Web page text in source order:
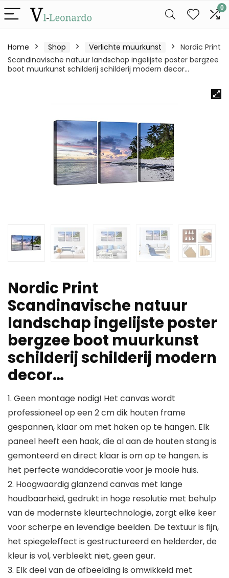
0
Home Shop Verlichte muurkunst
Nordic Print
Scandinavische natuur landschap ingelijste poster bergzee
boot muurkunst schilderij schilderij modern decor…
Nordic Print
Scandinavische natuur
landschap ingelijste poster
bergzee boot muurkunst
schilderij schilderij modern
decor…
1. Geen montage nodig! Het canvas wordt
professioneel op een 2 cm dik houten frame
gespannen, klaar om met haken op te hangen. Elk
paneel heeft een haak, die al aan de houten stang is
gemonteerd en direct klaar is om op te hangen. is
het perfecte wanddecoratie voor je mooie huis.
2. Hoogwaardig glanzend canvas met lange
houdbaarheid, gedrukt in hoge resolutie met behulp
van de modernste kleurtechnologie, zorgt elke keer
voor scherpe en levendige beelden. De textuur is fijn,
het spiegeleffect is gestructureerd en helderder, de
kleur is vol, verbleekt niet, geen geur.
3. Elk deel van de afbeelding is omwikkeld met